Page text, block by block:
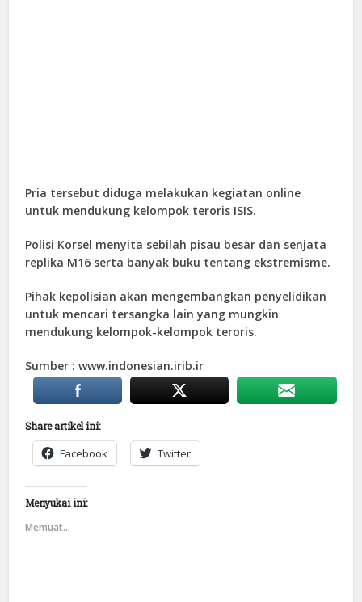
Pria tersebut diduga melakukan kegiatan online
untuk mendukung kelompok teroris ISIS.
Polisi Korsel menyita sebilah pisau besar dan senjata
replika M16 serta banyak buku tentang ekstremisme.
Pihak kepolisian akan mengembangkan penyelidikan
untuk mencari tersangka lain yang mungkin
mendukung kelompok-kelompok teroris.
Sumber : www.indonesian.irib.ir
Share artikel ini:
Facebook Twitter
Menyukai ini:
Memuat...